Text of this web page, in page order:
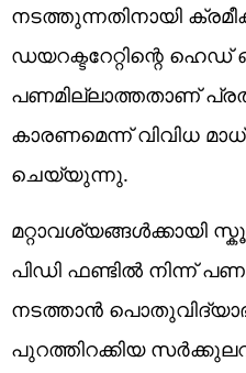
നടത്തുന്നതിനായി
ഡയറക്ടറേറ്റിന്റെ
പണമില്ലാത്തതാണ്
കാരണമെന്ന് വിവിധ
ചെയ്യുന്നു.
മറ്റാവശ്യങ്ങൾക്കായി
പിഡി ഫണ്ടിൽ നിന്ന്
നടത്താൻ
പുറത്തിറക്കിയ